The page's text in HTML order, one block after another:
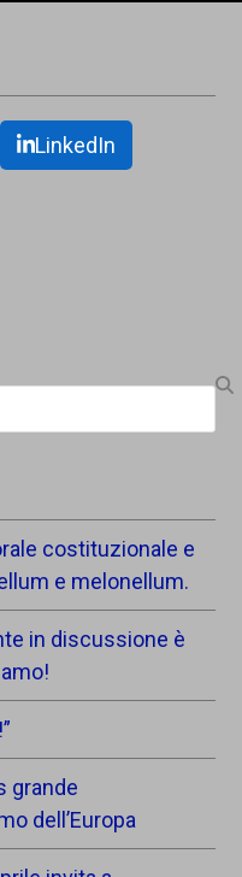
LinkedIn
costituzionale e
e melonellum.
in discussione è
grande
dell’Europa